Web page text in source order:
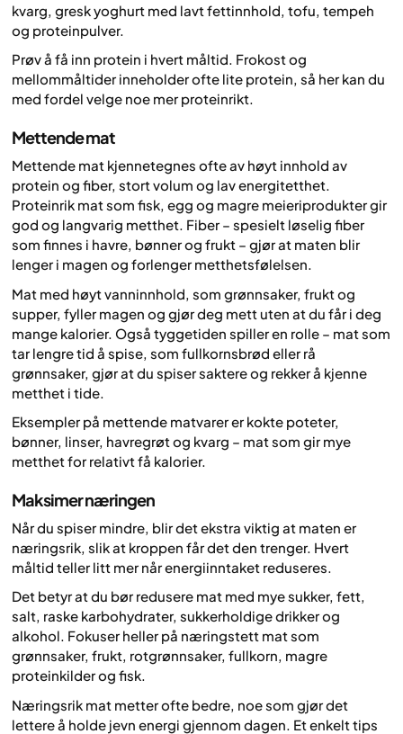
kvarg, gresk yoghurt med lavt fettinnhold, tofu, tempeh
og proteinpulver.
Prøv å få inn protein i hvert måltid. Frokost og
mellommåltider inneholder ofte lite protein, så her kan du
med fordel velge noe mer proteinrikt.
Mettende mat
Mettende mat kjennetegnes ofte av høyt innhold av
protein og fiber, stort volum og lav energitetthet.
Proteinrik mat som fisk, egg og magre meieriprodukter gir
god og langvarig metthet. Fiber – spesielt løselig fiber
som finnes i havre, bønner og frukt – gjør at maten blir
lenger i magen og forlenger metthetsfølelsen.
Mat med høyt vanninnhold, som grønnsaker, frukt og
supper, fyller magen og gjør deg mett uten at du får i deg
mange kalorier. Også tyggetiden spiller en rolle – mat som
tar lengre tid å spise, som fullkornsbrød eller rå
grønnsaker, gjør at du spiser saktere og rekker å kjenne
metthet i tide.
Eksempler på mettende matvarer er kokte poteter,
bønner, linser, havregrøt og kvarg – mat som gir mye
metthet for relativt få kalorier.
Maksimer næringen
Når du spiser mindre, blir det ekstra viktig at maten er
næringsrik, slik at kroppen får det den trenger. Hvert
måltid teller litt mer når energiinntaket reduseres.
Det betyr at du bør redusere mat med mye sukker, fett,
salt, raske karbohydrater, sukkerholdige drikker og
alkohol. Fokuser heller på næringstett mat som
grønnsaker, frukt, rotgrønnsaker, fullkorn, magre
proteinkilder og fisk.
Næringsrik mat metter ofte bedre, noe som gjør det
lettere å holde jevn energi gjennom dagen. Et enkelt tips